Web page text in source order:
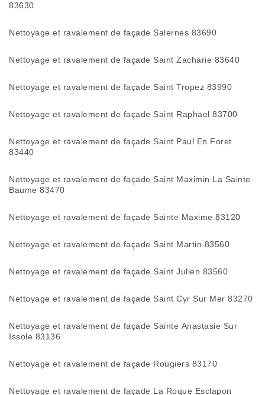
83630
Nettoyage et ravalement de façade Salernes 83690
Nettoyage et ravalement de façade Saint Zacharie 83640
Nettoyage et ravalement de façade Saint Tropez 83990
Nettoyage et ravalement de façade Saint Raphael 83700
Nettoyage et ravalement de façade Saint Paul En Foret
83440
Nettoyage et ravalement de façade Saint Maximin La Sainte
Baume 83470
Nettoyage et ravalement de façade Sainte Maxime 83120
Nettoyage et ravalement de façade Saint Martin 83560
Nettoyage et ravalement de façade Saint Julien 83560
Nettoyage et ravalement de façade Saint Cyr Sur Mer 83270
Nettoyage et ravalement de façade Sainte Anastasie Sur
Issole 83136
Nettoyage et ravalement de façade Rougiers 83170
Nettoyage et ravalement de façade La Roque Esclapon